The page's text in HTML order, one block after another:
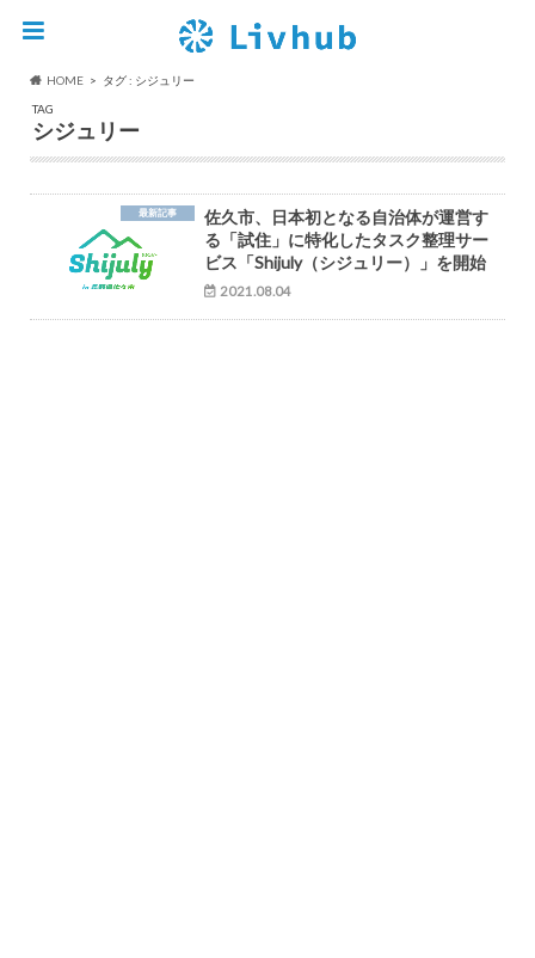
HOME
タグ : シジュリー
TAG
シジュリー
最新記事
佐久市、日本初となる自治体が運営す
る「試住」に特化したタスク整理サー
ビス「Shijuly（シジュリー）」を開始
2021.08.04